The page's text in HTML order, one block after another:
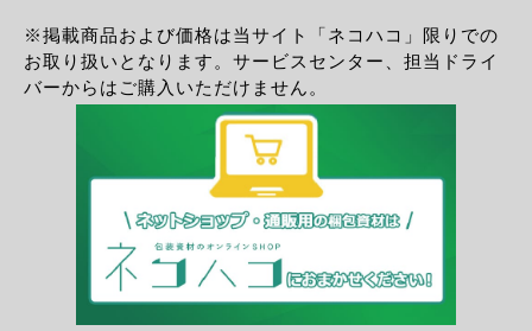
※掲載商品および価格は当サイト「ネコハコ」限りでの
お取り扱いとなります。サービスセンター、担当ドライ
バーからはご購入いただけません。